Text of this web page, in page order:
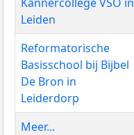
Leiden
Reformatorische
Basisschool bij Bijbel
De Bron in
Leiderdorp
Meer...